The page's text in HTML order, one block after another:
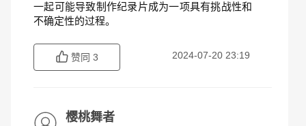
一起可能导致制作纪录片成为一项具有挑战性和
不确定性的过程。
赞同 3 2024-07-20 23:19
樱桃舞者